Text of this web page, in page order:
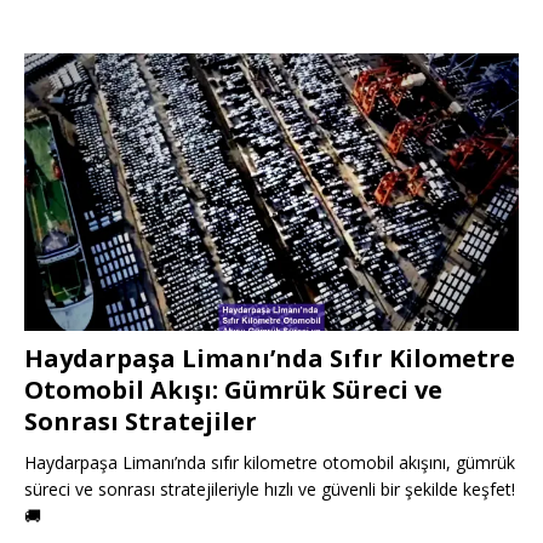
Haydarpaşa Limanı’nda Sıfır Kilometre
Otomobil Akışı: Gümrük Süreci ve
Sonrası Stratejiler
Haydarpaşa Limanı’nda sıfır kilometre otomobil akışını, gümrük
süreci ve sonrası stratejileriyle hızlı ve güvenli bir şekilde keşfet!
🚚